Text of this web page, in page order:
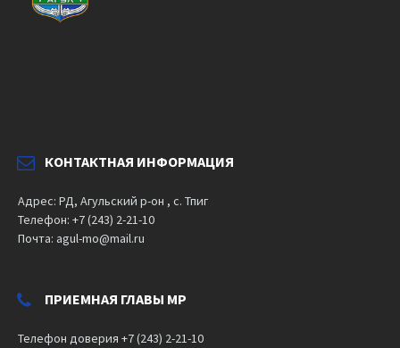
КОНТАКТНАЯ ИНФОРМАЦИЯ
Адрес: РД, Агульский р-он , с. Тпиг
Телефон: +7 (243) 2-21-10
Почта: agul-mo@mail.ru
ПРИЕМНАЯ ГЛАВЫ МР
Телефон доверия +7 (243) 2-21-10